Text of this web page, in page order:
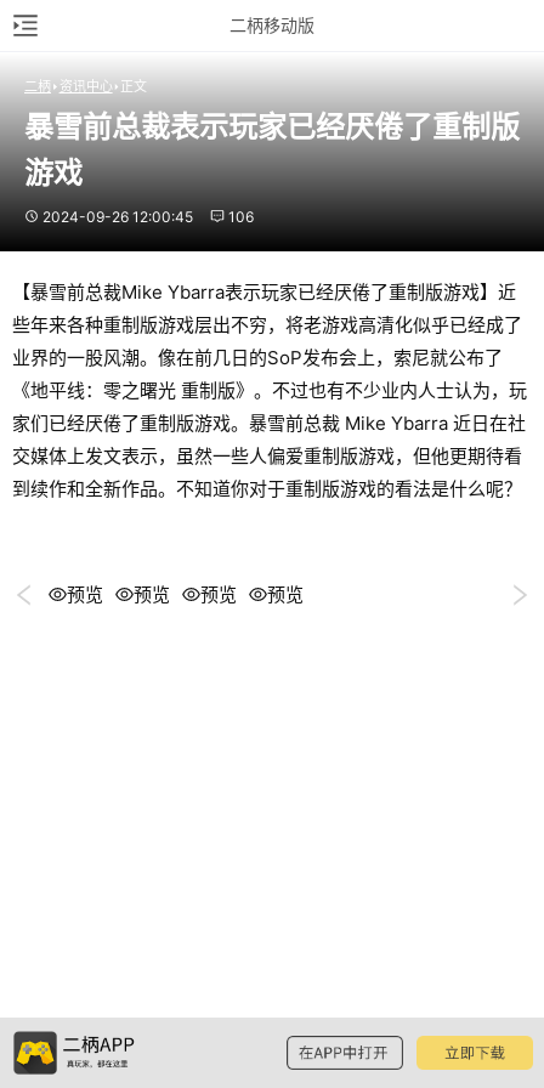
二柄移动版
二柄 资讯中心 正文
暴雪前总裁表示玩家已经厌倦了重制版
游戏
2024-09-26 12:00:45 106
【暴雪前总裁Mike Ybarra表示玩家已经厌倦了重制版游戏】近
些年来各种重制版游戏层出不穷，将老游戏高清化似乎已经成了
业界的一股风潮。像在前几日的SoP发布会上，索尼就公布了
《地平线：零之曙光 重制版》。不过也有不少业内人士认为，玩
家们已经厌倦了重制版游戏。暴雪前总裁 Mike Ybarra 近日在社
交媒体上发文表示，虽然一些人偏爱重制版游戏，但他更期待看
到续作和全新作品。不知道你对于重制版游戏的看法是什么呢？
预览 预览 预览 预览